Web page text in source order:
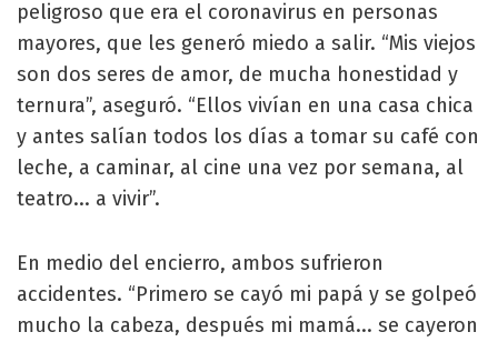
peligroso que era el coronavirus en personas
mayores, que les generó miedo a salir. “Mis viejos
son dos seres de amor, de mucha honestidad y
ternura”, aseguró. “Ellos vivían en una casa chica
y antes salían todos los días a tomar su café con
leche, a caminar, al cine una vez por semana, al
teatro... a vivir”.
En medio del encierro, ambos sufrieron
accidentes. “Primero se cayó mi papá y se golpeó
mucho la cabeza, después mi mamá... se cayeron